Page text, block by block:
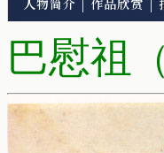
人物简介 | 作品欣赏 |
巴慰祖